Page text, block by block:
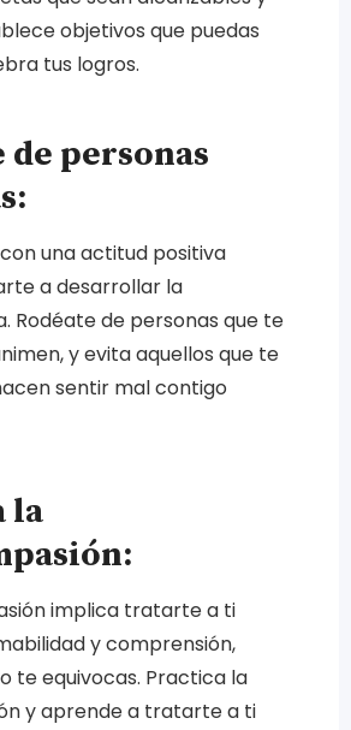
objetivos que puedas
tus logros.
de personas
una actitud positiva
a desarrollar la
Rodéate de personas que te
y evita aquellos que te
sentir mal contigo
la
implica tratarte a ti
y comprensión,
te equivocas. Practica la
y aprende a tratarte a ti